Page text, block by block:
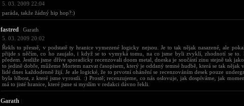
5. 03. 2009 22:04
paráda, takže žádný hip hop?:)
fastred
Garath
5. 03. 2009 20:02
Řekls to přesně, v podstatě ty hranice vymezené logicky nejsou. Je to tak nějak nasazené, ale
přijde s něčím, co ho zaujalo, i když se to vymyká tomu, na co jsme byli zvyklí, zhodnotí se to.
předem. Jestliže jsme dříve sporadicky recenzovali doom metal, dneska je součástí zinu stejně tak
to jedině dobře, můžeme Mortem nazvat časopisem, který je oddaný temné hudbě, která se tak nějak
lidé dnes každodenně žijí. Je ale logické, že to prvotní ohánění se recenzováním desek pouze
byla blbost, z které jsme vyrostli. :) Prostě; recenzujeme, co nás oslovuje, jak dospíváme, jak
má to jisté hranice, které jsme si myslím v redakci dávno řekli.
Garath